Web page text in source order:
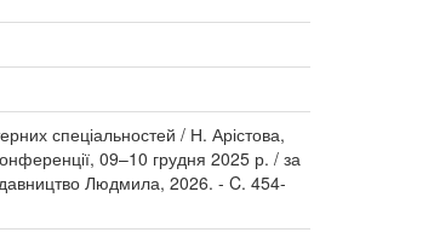
спеціальностей / Н. Арістова,
09–10 грудня 2025 р. / за
Людмила, 2026. - C. 454-